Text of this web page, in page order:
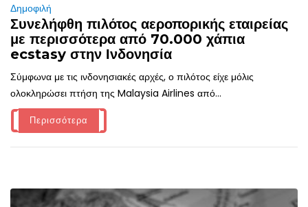
Δημοφιλή
Συνελήφθη πιλότος αεροπορικής εταιρείας
με περισσότερα από 70.000 χάπια
ecstasy στην Ινδονησία
Σύμφωνα με τις ινδονησιακές αρχές, ο πιλότος είχε μόλις
ολοκληρώσει πτήση της Malaysia Airlines από...
Περισσότερα